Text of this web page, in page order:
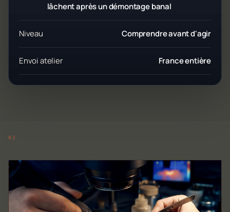
lâchent après un démontage banal
Niveau Comprendre avant d'agir
Envoi atelier France entière